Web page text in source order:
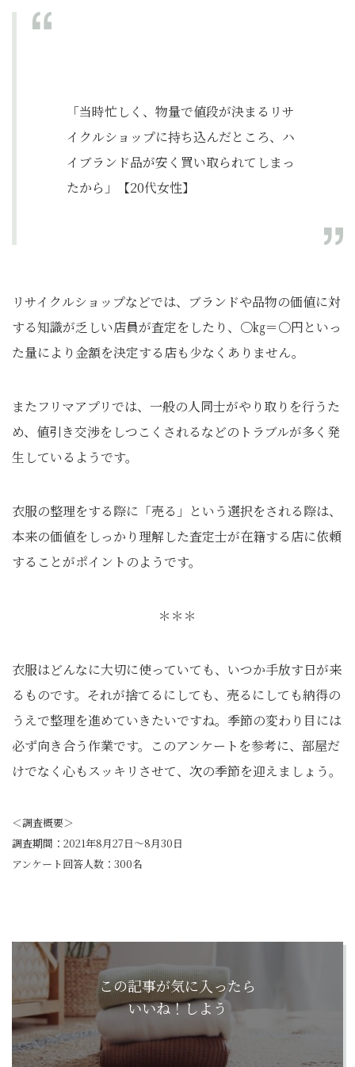
「当時忙しく、物量で値段が決まるリサ
イクルショップに持ち込んだところ、ハ
イブランド品が安く買い取られてしまっ
たから」【20代女性】
リサイクルショップなどでは、ブランドや品物の価値に対
する知識が乏しい店員が査定をしたり、〇㎏＝〇円といっ
た量により金額を決定する店も少なくありません。
またフリマアプリでは、一般の人同士がやり取りを行うた
め、値引き交渉をしつこくされるなどのトラブルが多く発
生しているようです。
衣服の整理をする際に「売る」という選択をされる際は、
本来の価値をしっかり理解した査定士が在籍する店に依頼
することがポイントのようです。
＊＊＊
衣服はどんなに大切に使っていても、いつか手放す日が来
るものです。それが捨てるにしても、売るにしても納得の
うえで整理を進めていきたいですね。季節の変わり目には
必ず向き合う作業です。このアンケートを参考に、部屋だ
けでなく心もスッキリさせて、次の季節を迎えましょう。
＜調査概要＞
調査期間：2021年8月27日～8月30日
アンケート回答人数：300名
この記事が気に入ったら
いいね！しよう